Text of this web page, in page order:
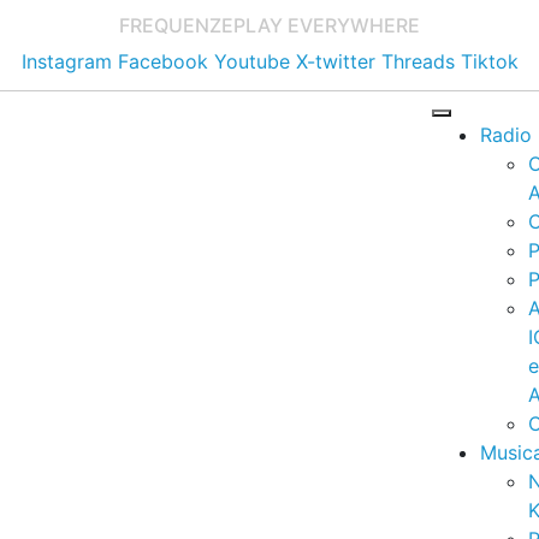
FREQUENZEPLAY EVERYWHERE
Instagram Facebook Youtube X-twitter Threads Tiktok
Radio
e